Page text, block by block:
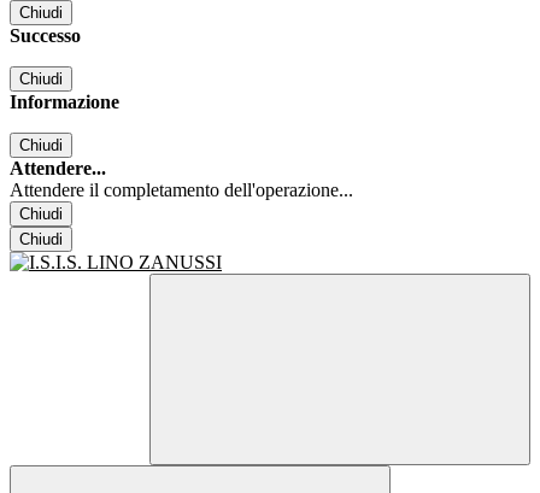
Chiudi
Successo
Chiudi
Informazione
Chiudi
Attendere...
Attendere il completamento dell'operazione...
Chiudi
Chiudi